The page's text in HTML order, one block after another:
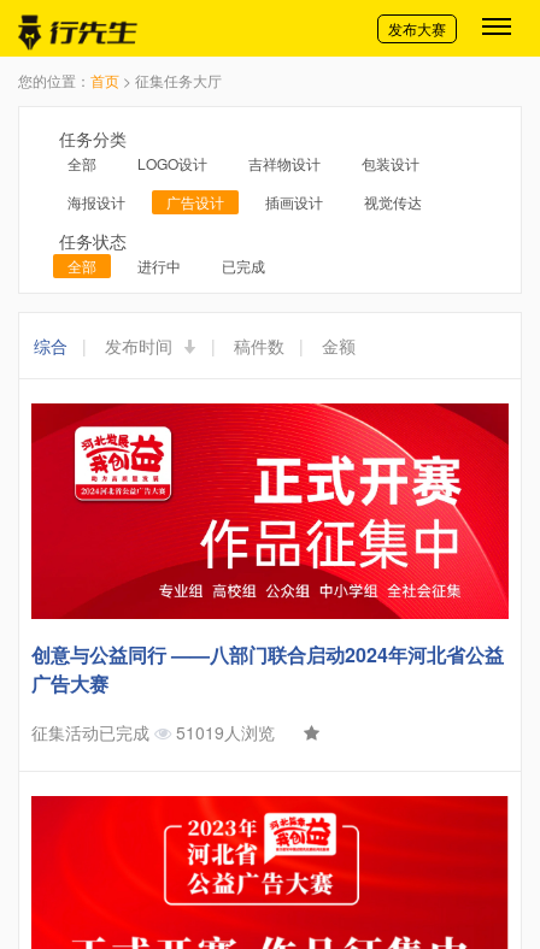
切换导航
发布大赛
您的位置： 首页 > 征集任务大厅
任务分类
全部 LOGO设计 吉祥物设计
包装设计
海报设计
广告设计 插画设计 视觉传达
任务状态
全部 进行中 已完成
综合 | 发布时间 | 稿件数 | 金额
创意与公益同行 ——八部门联合启动2024年河北省公益
广告大赛
征集活动已完成 51019人浏览